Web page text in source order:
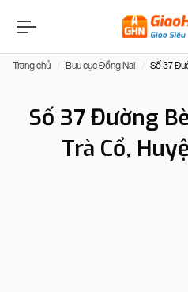
Trang chủ Bưu cục Đồng Nai Số 37
Số 37 Đường
Trà Cổ,